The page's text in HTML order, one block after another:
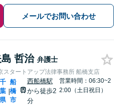
メールでお問い合わせ
島 哲治 弁護士
スタートアップ法律事務所 船橋支店
千
葉
県
|
船
橋
市
西船橋駅
から徒歩2
分
営業時間：06:30~2
2:00（土日祝日）